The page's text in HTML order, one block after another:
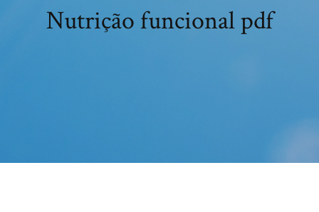
Nutrição funcional pdf